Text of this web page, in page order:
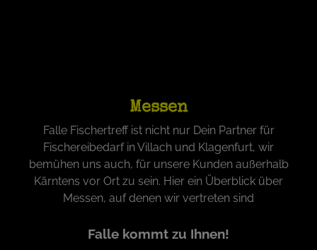
Messen
Falle Fischertreff ist nicht nur Dein Partner für
Fischereibedarf in Villach und Klagenfurt, wir
bemühen uns auch, für unsere Kunden außerhalb
Kärntens vor Ort zu sein. Hier ein Überblick über
Messen, auf denen wir vertreten sind
Falle kommt zu Ihnen!